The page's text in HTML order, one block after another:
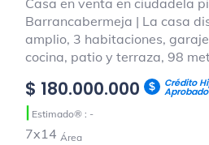
Casa en venta en ciudadela
Barrancabermeja | La casa
amplio, 3 habitaciones,
cocina, patio y terraza, 98
$ 180.000.000 Crédito
| Estimado® : -
7x14 Área